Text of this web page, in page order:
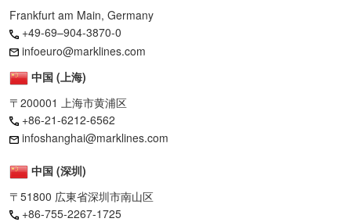
Frankfurt am Main, Germany
+49-69–904-3870-0
infoeuro@marklines.com
中国 (上海)
〒200001 上海市黄浦区
+86-21-6212-6562
infoshanghai@marklines.com
中国 (深圳)
〒51800 広東省深圳市南山区
+86-755-2267-1725